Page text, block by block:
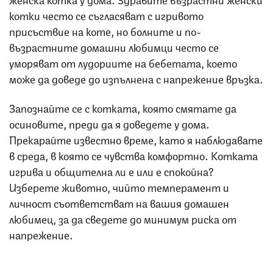
котки често се съгласяват с игривото
присъствие на коте, но болните и по-
възрастните домашни любимци често се
уморяват от лудориите на бебетата, което
може да доведе до изпълнена с напрежение връзка.
Запознайте се с котката, която смятате да
осиновите, преди да я доведете у дома.
Прекарайте известно време, като я наблюдавате
в среда, в която се чувства комфортно. Котката
игрива и общителна ли е или е спокойна?
Изберете животно, чийто темперамент и
личност съответстват на вашия домашен
любимец, за да сведете до минимум риска от
напрежение.